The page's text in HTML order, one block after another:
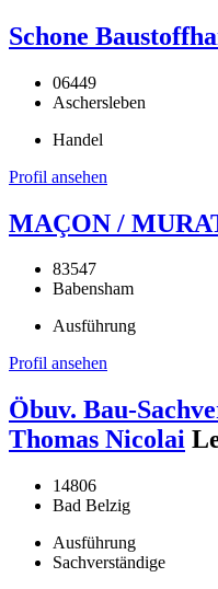
Schone
06449
Aschersleben
Handel
Profil ansehen
MAÇON /
83547
Babensham
Ausführung
Profil ansehen
Öbuv. Bau-
Thomas Nicolai
14806
Bad Belzig
Ausführung
Sachverständige